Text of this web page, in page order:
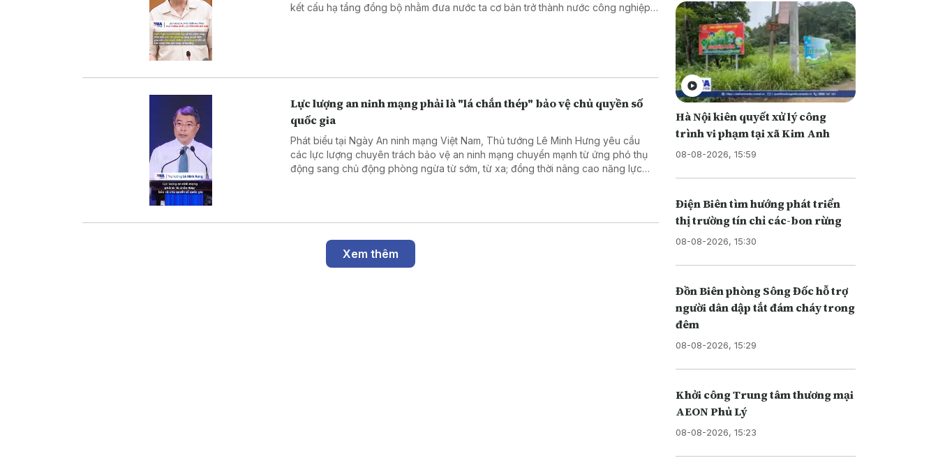
kết cấu hạ tầng đồng bộ nhằm đưa nước ta cơ bản trở thành nước công nghiệp
Lực lượng an ninh mạng phải là "lá chắn thép" bảo vệ chủ quyền số
quốc gia
Phát biểu tại Ngày An ninh mạng Việt Nam, Thủ tướng Lê Minh Hưng yêu cầu
các lực lượng chuyên trách bảo vệ an ninh mạng chuyển mạnh từ ứng phó thụ
động sang chủ động phòng ngừa từ sớm, từ xa; đồng thời nâng cao năng lực
Xem thêm
Hà Nội kiên quyết xử lý công
trình vi phạm tại xã Kim Anh
08-08-2026, 15:59
Điện Biên tìm hướng phát triển
thị trường tín chỉ các-bon rừng
08-08-2026, 15:30
Đồn Biên phòng Sông Đốc hỗ trợ
người dân dập tắt đám cháy trong
đêm
08-08-2026, 15:29
Khởi công Trung tâm thương mại
AEON Phủ Lý
08-08-2026, 15:23